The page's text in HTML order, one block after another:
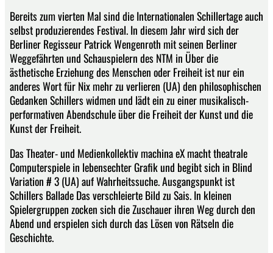
Bereits zum vierten Mal sind die Internationalen Schillertage auch
selbst produzierendes Festival. In diesem Jahr wird sich der
Berliner Regisseur Patrick Wengenroth mit seinen Berliner
Weggefährten und Schauspielern des NTM in Über die
ästhetische Erziehung des Menschen oder Freiheit ist nur ein
anderes Wort für Nix mehr zu verlieren (UA) den philosophischen
Gedanken Schillers widmen und lädt ein zu einer musikalisch-
performativen Abendschule über die Freiheit der Kunst und die
Kunst der Freiheit.
Das Theater- und Medienkollektiv machina eX macht theatrale
Computerspiele in lebensechter Grafik und begibt sich in Blind
Variation # 3 (UA) auf Wahrheitssuche. Ausgangspunkt ist
Schillers Ballade Das verschleierte Bild zu Sais. In kleinen
Spielergruppen zocken sich die Zuschauer ihren Weg durch den
Abend und erspielen sich durch das Lösen von Rätseln die
Geschichte.